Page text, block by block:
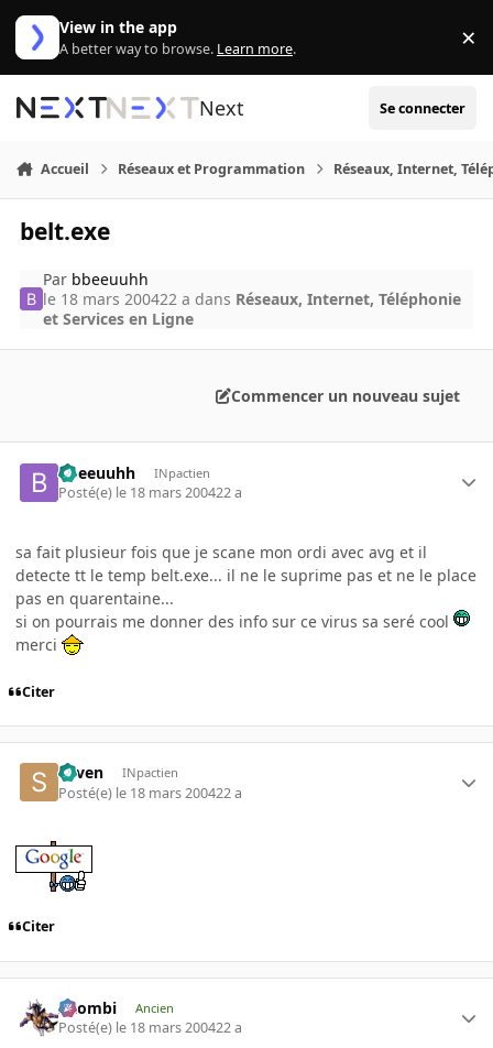
Aller au contenu
View in the app
A better way to browse. Learn more. ×
Next Se connecter
Accueil Réseaux et Programmation Réseaux, Internet,
belt.exe
Par bbeeuuhh
le 18 mars 200422 a dans Réseaux, Internet, Téléphonie
et Services en Ligne
Commencer un nouveau sujet
bbeeuuhh INpactien
Posté(e) le 18 mars 200422 a
sa fait plusieur fois que je scane mon ordi avec avg et il
detecte tt le temp belt.exe... il ne le suprime pas et ne le place
pas en quarentaine...
si on pourrais me donner des info sur ce virus sa seré cool
merci
Citer
Seven INpactien
Posté(e) le 18 mars 200422 a
Citer
XZombi Ancien
Posté(e) le 18 mars 200422 a